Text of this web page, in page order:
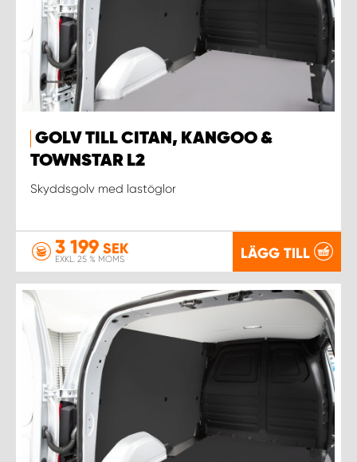
GOLV TILL CITAN, KANGOO &
TOWNSTAR L2
Skyddsgolv med lastöglor
3 199 SEK
EXKL. 25 % MOMS LÄGG TILL